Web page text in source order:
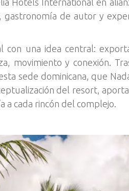
Hotels International en
de autor y
con una idea central:
movimiento y conexión.
sede dominicana, que
del resort,
cada rincón del complejo.